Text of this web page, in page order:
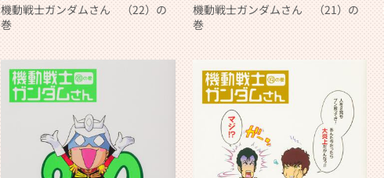
機動戦士ガンダムさん （22）の
巻
機動戦士ガンダムさん （21）の
巻